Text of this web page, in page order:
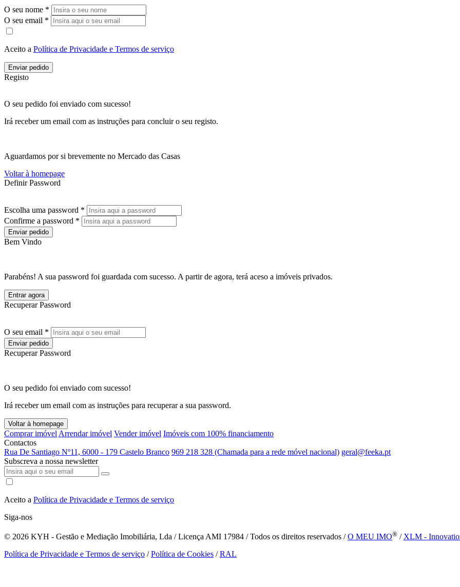
O seu nome *
O seu email *
Aceito a Política de Privacidade e Termos de serviço
Enviar pedido
Registo
O seu pedido foi enviado com sucesso!
Irá receber um email com as instruções para concluir o seu registo.
Aguardamos por si brevemente no Mercado das Casas
Voltar à homepage
Definir Password
Escolha uma password *
Confirme a password *
Enviar pedido
Bem Vindo
Parabéns! A sua password foi guardada com sucesso. A partir de agora, terá aceso a imóveis privados.
Entrar agora
Recuperar Password
O seu email *
Enviar pedido
Recuperar Password
O seu pedido foi enviado com sucesso!
Irá receber um email com as instruções para recuperar a sua password.
Voltar à homepage
Comprar imóvel Arrendar imóvel Vender imóvel Imóveis com 100% financiamento
Contactos
Rua De Santiago Nº11, 6000 - 179 Castelo Branco 969 218 328 (Chamada para a rede móvel nacional) geral@feeka.pt
Subscreva a nossa newsletter
Aceito a Política de Privacidade e Termos de serviço
Siga-nos
© 2026 KYH - Gestão e Mediação Imobiliária, Lda / Licença AMI 17984 / Todos os direitos reservados /O MEU IMO® / XLM -
Política de Privacidade e Termos de serviço /Política de Cookies /RAL